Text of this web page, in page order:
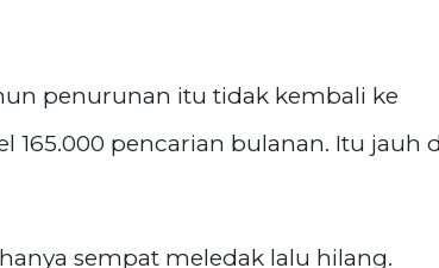
penurunan itu tidak kembali ke
165.000 pencarian bulanan. Itu jauh
sempat meledak lalu hilang.